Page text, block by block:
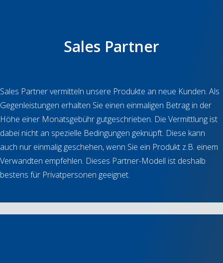
Sales Partner
Sales Partner vermitteln unsere Produkte an neue Kunden. Als
Gegenleistungen erhalten Sie einen einmaligen Betrag in der
Höhe einer Monatsgebühr gutgeschrieben. Die Vermittlung ist
dabei nicht an spezielle Bedingungen geknüpft. Diese kann
auch nur einmalig geschehen, wenn Sie ein Produkt z.B. einem
Verwandten empfehlen. Dieses Partner-Modell ist deshalb
bestens für Privatpersonen geeignet.